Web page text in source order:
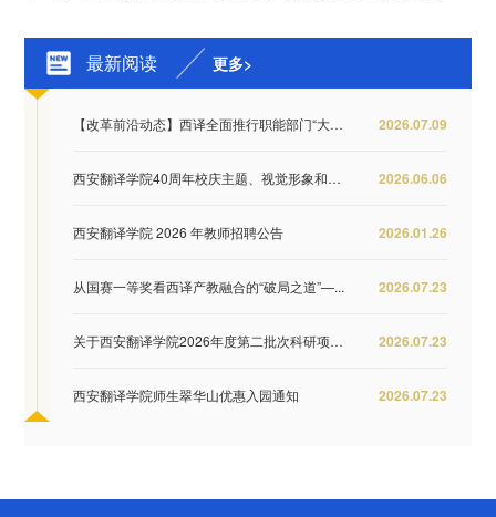
最新阅读 更多>
2026.07.09
【改革前沿动态】西译全面推行职能部门“大部...
2026.06.06
西安翻译学院40周年校庆主题、视觉形象和纪念...
2026.01.26
西安翻译学院 2026 年教师招聘公告
2026.07.23
从国赛一等奖看西译产教融合的“破局之道”—...
2026.07.23
关于西安翻译学院2026年度第二批次科研项目结...
2026.07.23
西安翻译学院师生翠华山优惠入园通知